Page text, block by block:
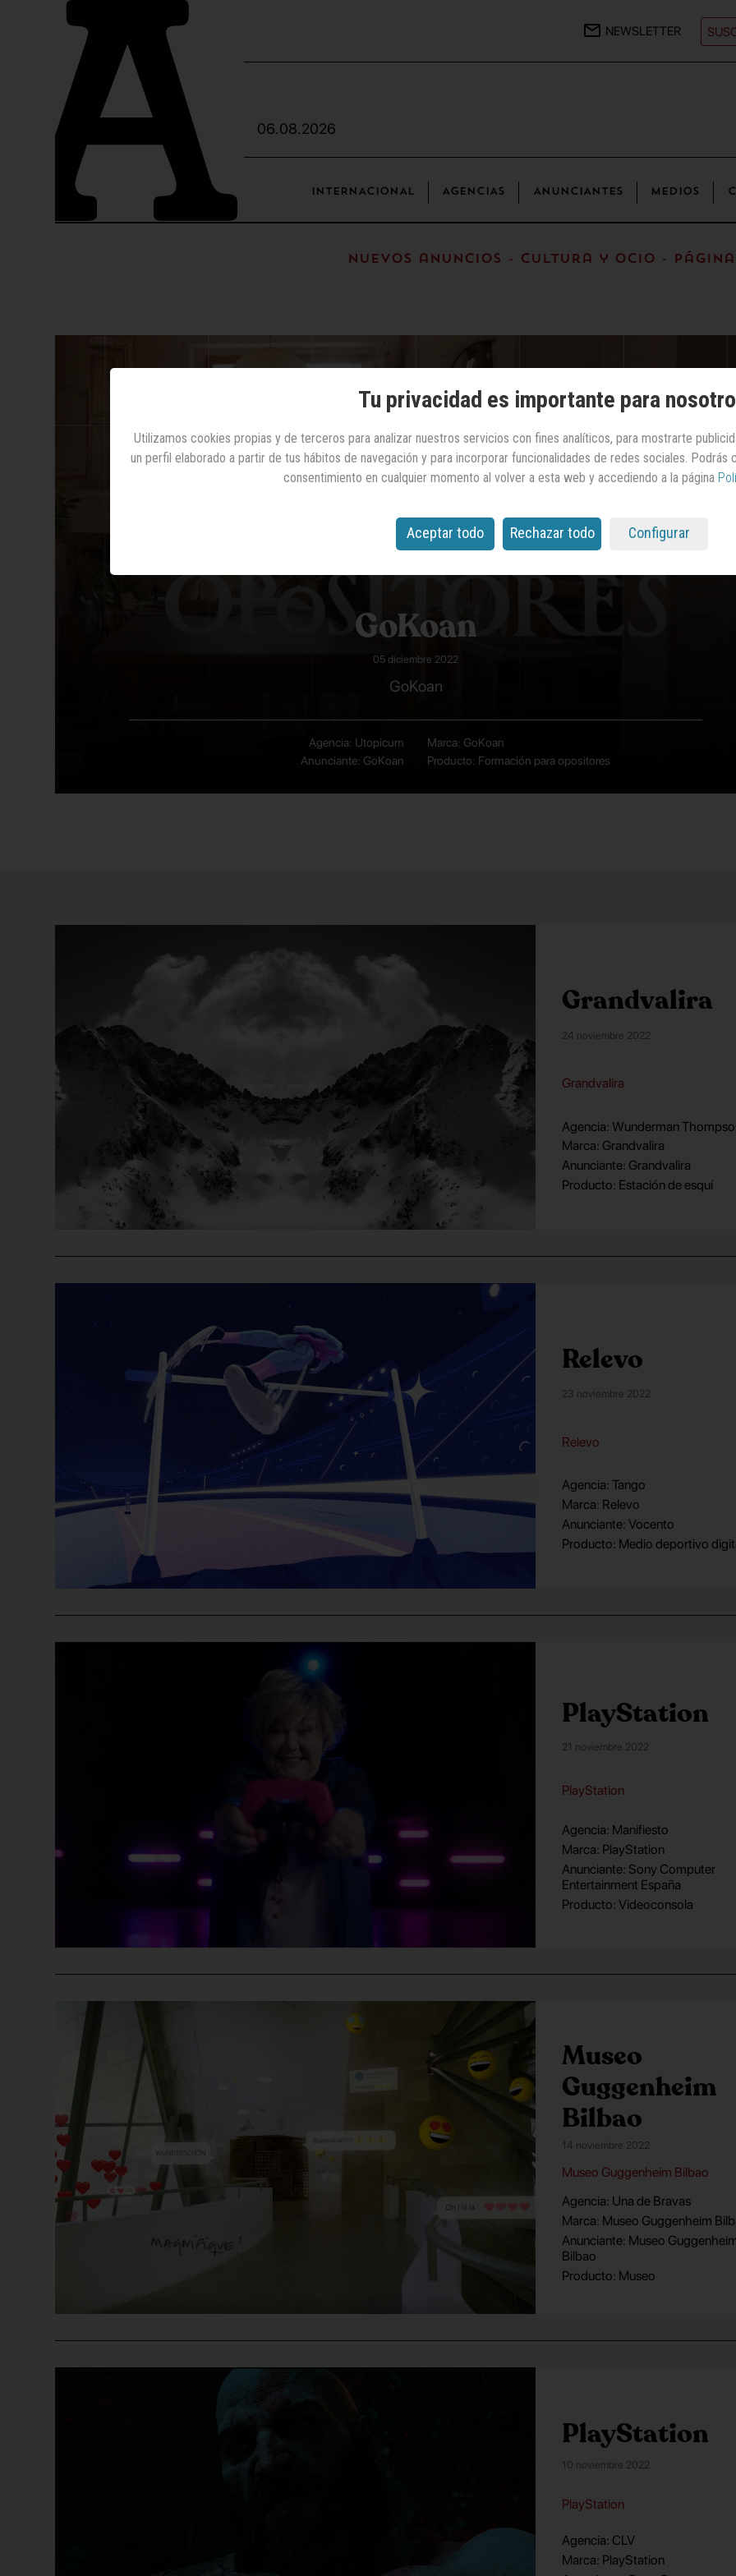
NEWSLETTER
06.08.2026
INTERNACIONAL AGENCIAS ANUNCIANTES MEDIOS
Nuevos anuncios - Cultura y ocio - Página
GoKoan
05 diciembre 2022
GoKoan
Agencia: Utopicum
Marca: GoKoan
Anunciante: GoKoan
Producto: Formación para opositores
Grandvalira
24 noviembre 2022
Grandvalira
Agencia: Wunderman
Marca: Grandvalira
Anunciante: Grandvalira
Producto: Estación de esquí
Relevo
23 noviembre 2022
Relevo
Agencia: Tango
Marca: Relevo
Anunciante: Vocento
Producto: Medio deportivo
PlayStation
21 noviembre 2022
PlayStation
Agencia: Manifiesto
Marca: PlayStation
Anunciante: Sony Computer
Entertainment España
Producto: Videoconsola
Museo
Guggenheim
Bilbao
14 noviembre 2022
Museo Guggenheim Bilbao
Agencia: Una de Bravas
Marca: Museo Guggenheim
Anunciante: Museo
Bilbao
Producto: Museo
PlayStation
10 noviembre 2022
PlayStation
Agencia: CLV
Marca: PlayStation
Tu privacidad es importante para
Utilizamos cookies propias y de terceros para analizar nuestros servicios con fines analíticos, para mostrarte
un perfil elaborado a partir de tus hábitos de navegación y para incorporar funcionalidades de redes sociales.
consentimiento en cualquier momento al volver a esta web y accediendo a la página
Aceptar todo Rechazar todo Configurar